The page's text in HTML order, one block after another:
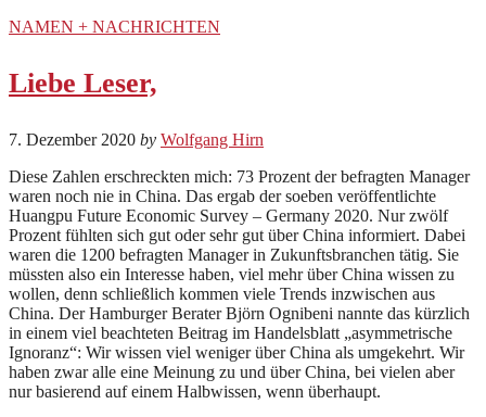
NAMEN + NACHRICHTEN
Liebe Leser,
7. Dezember 2020 by Wolfgang Hirn
Diese Zahlen erschreckten mich: 73 Prozent der befragten Manager
waren noch nie in China. Das ergab der soeben veröffentlichte
Huangpu Future Economic Survey – Germany 2020. Nur zwölf
Prozent fühlten sich gut oder sehr gut über China informiert. Dabei
waren die 1200 befragten Manager in Zukunftsbranchen tätig. Sie
müssten also ein Interesse haben, viel mehr über China wissen zu
wollen, denn schließlich kommen viele Trends inzwischen aus
China. Der Hamburger Berater Björn Ognibeni nannte das kürzlich
in einem viel beachteten Beitrag im Handelsblatt „asymmetrische
Ignoranz“: Wir wissen viel weniger über China als umgekehrt. Wir
haben zwar alle eine Meinung zu und über China, bei vielen aber
nur basierend auf einem Halbwissen, wenn überhaupt.